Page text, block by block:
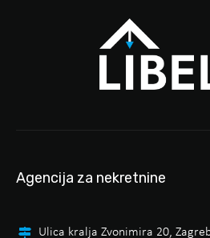
Agencija za nekretnine
Ulica kralja Zvonimira 20,